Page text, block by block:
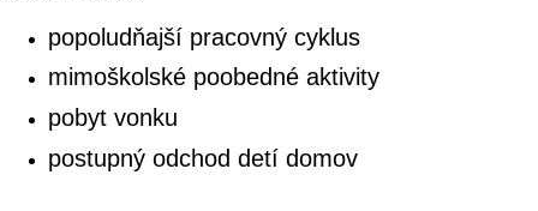
popoludňajší pracovný cyklus
mimoškolské poobedné aktivity
pobyt vonku
postupný odchod detí domov